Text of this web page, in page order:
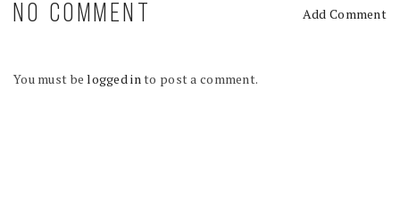
NO COMMENT Add Comment
You must belogged into post a comment.